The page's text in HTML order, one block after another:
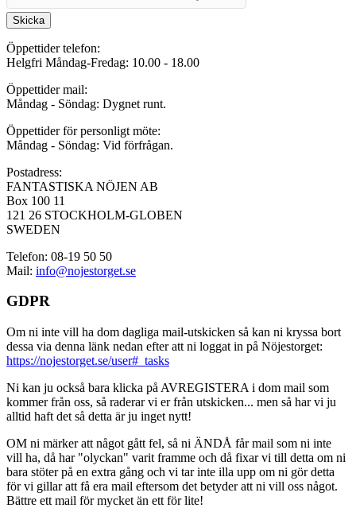
Skicka
Öppettider telefon:
Helgfri Måndag-Fredag: 10.00 - 18.00
Öppettider mail:
Måndag - Söndag: Dygnet runt.
Öppettider för personligt möte:
Måndag - Söndag: Vid förfrågan.
Postadress:
FANTASTISKA NÖJEN AB
Box 100 11
121 26 STOCKHOLM-GLOBEN
SWEDEN
Telefon: 08-19 50 50
Mail: info@nojestorget.se
GDPR
Om ni inte vill ha dom dagliga mail-utskicken så kan ni kryssa bort
dessa via denna länk nedan efter att ni loggat in på Nöjestorget:
https://nojestorget.se/user#_tasks
Ni kan ju också bara klicka på AVREGISTERA i dom mail som
kommer från oss, så raderar vi er från utskicken... men så har vi ju
alltid haft det så detta är ju inget nytt!
OM ni märker att något gått fel, så ni ÄNDÅ får mail som ni inte
vill ha, då har "olyckan" varit framme och då fixar vi till detta om ni
bara stöter på en extra gång och vi tar inte illa upp om ni gör detta
för vi gillar att få era mail eftersom det betyder att ni vill oss något.
Bättre ett mail för mycket än ett för lite!